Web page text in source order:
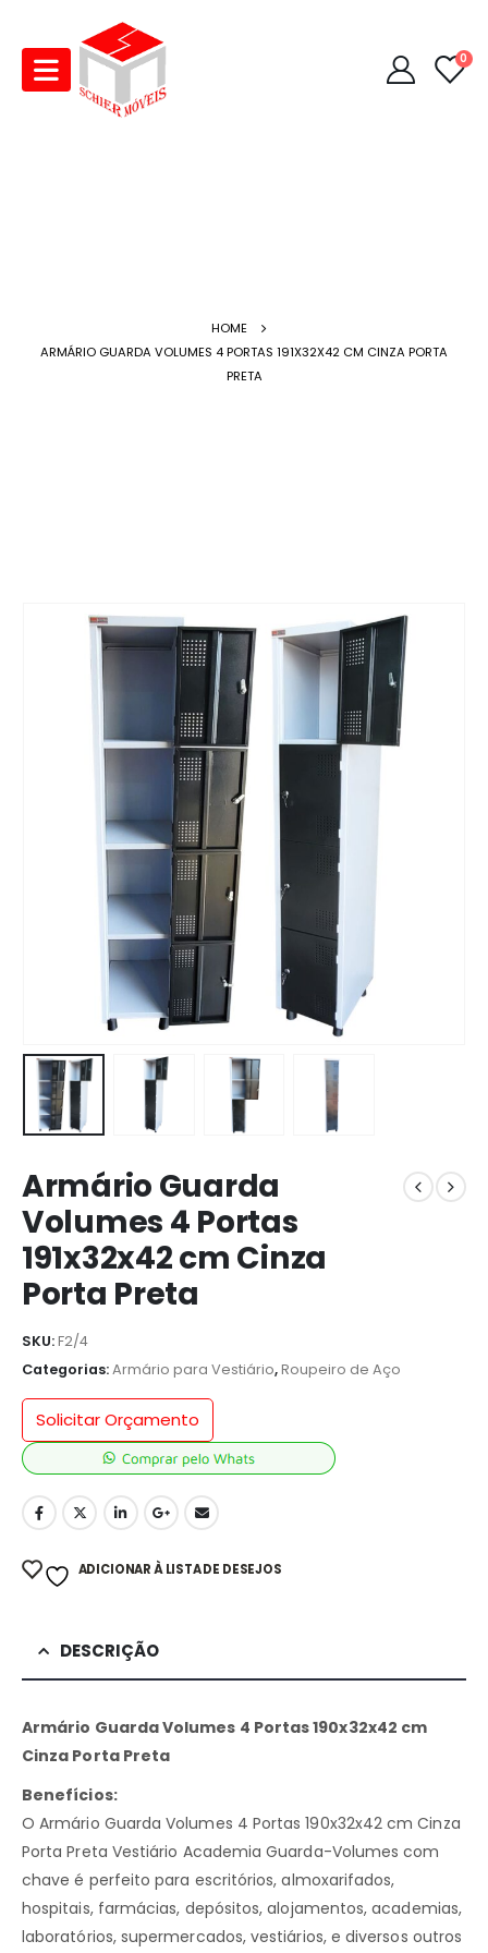
0
HOME
ARMÁRIO GUARDA VOLUMES 4 PORTAS 191X32X42 CM CINZA PORTA
PRETA
Armário Guarda
Volumes 4 Portas
191x32x42 cm Cinza
Porta Preta
SKU:F2/4
Categorias:Armário para Vestiário,Roupeiro de Aço
Solicitar Orçamento
ADICIONAR À LISTA DE DESEJOS
DESCRIÇÃO
Armário Guarda Volumes 4 Portas 190x32x42 cm
Cinza Porta Preta
Benefícios:
O Armário Guarda Volumes 4 Portas 190x32x42 cm Cinza
Porta Preta Vestiário Academia Guarda-Volumes com
chave é perfeito para escritórios, almoxarifados,
hospitais, farmácias, depósitos, alojamentos, academias,
laboratórios, supermercados, vestiários, e diversos outros